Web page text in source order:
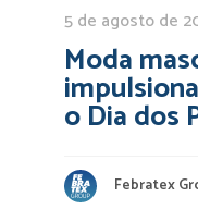
5 de agosto de
Moda
o Dia dos
Febratex